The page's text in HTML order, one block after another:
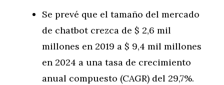
Se prevé que el tamaño del mercado
de chatbot crezca de $ 2,6 mil
millones en 2019 a $ 9,4 mil millones
en 2024 a una tasa de crecimiento
anual compuesto (CAGR) del 29,7%.